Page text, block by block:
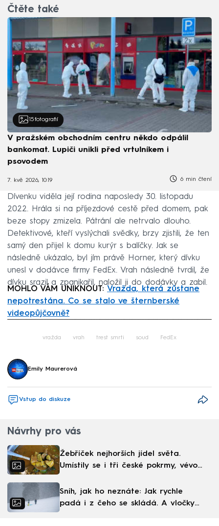
Čtěte také
15 fotografií
V pražském obchodním centru někdo odpálil
bankomat. Lupiči unikli před vrtulníkem i
psovodem
7. kvě 2026, 10:19 6 min čtení
Dívenku viděla její rodina naposledy 30. listopadu
2022. Hrála si na příjezdové cestě před domem, pak
beze stopy zmizela. Pátrání ale netrvalo dlouho.
Detektivové, kteří vyslýchali svědky, brzy zjistili, že ten
samý den přijel k domu kurýr s balíčky. Jak se
následně ukázalo, byl jím právě Horner, který dívku
unesl v dodávce firmy FedEx. Vrah následně tvrdil, že
dívku srazil a zpanikařil, naložil ji do dodávky a zabil.
MOHLO VÁM UNIKNOUT: Vražda, která zůstane
nepotrestána. Co se stalo ve šternberské
videopůjčovně?
vražda vrah trest smrti soud FedEx
Emily Maurerová
Vstup do diskuze
Návrhy pro vás
Žebříček nejhorších jídel světa.
Umístily se i tři české pokrmy, vévodí
Sníh, jak ho neznáte: Jak rychle
padá i z čeho se skládá. A vločky